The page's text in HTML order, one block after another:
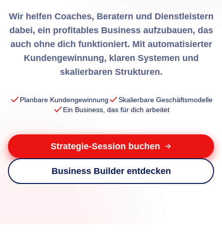
Wir helfen Coaches, Beratern und Dienstleistern
dabei, ein profitables Business aufzubauen, das
auch ohne dich funktioniert. Mit automatisierter
Kundengewinnung, klaren Systemen und
skalierbaren Strukturen.
Planbare Kundengewinnung
Skalierbare Geschäftsmodelle
Ein Business, das für dich arbeitet
Strategie-Session buchen
Business Builder entdecken